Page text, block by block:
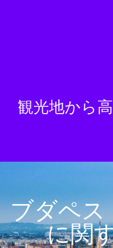
観光地から
ブダペス
に関